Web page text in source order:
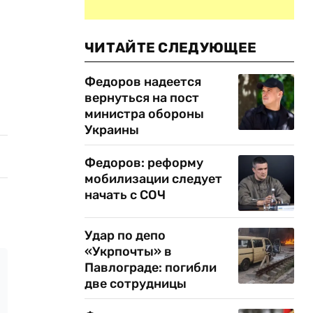
ЧИТАЙТЕ СЛЕДУЮЩЕЕ
Федоров надеется
вернуться на пост
министра обороны
Украины
Федоров: реформу
мобилизации следует
начать с СОЧ
Удар по депо
«Укрпочты» в
Павлограде: погибли
две сотрудницы